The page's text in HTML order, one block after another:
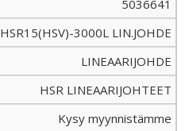
5036641
HSR15(HSV)-3000L LIN.JOHDE
LINEAARIJOHDE
HSR LINEAARIJOHTEET
Kysy myynnistämme